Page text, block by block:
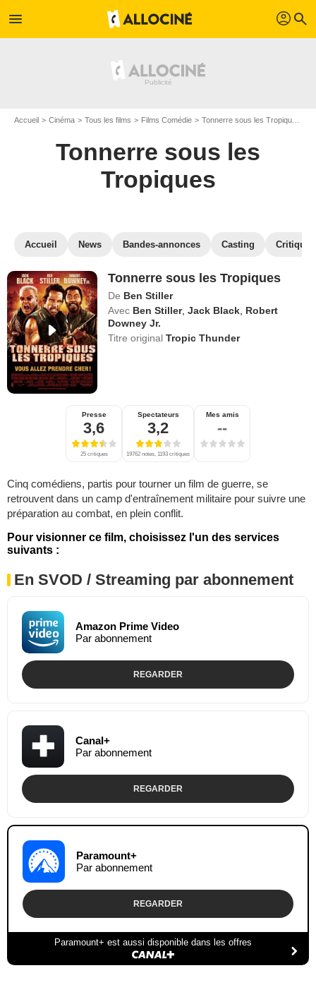
menu profil search
Accueil Cinéma Tous les films Films Comédie Tonnerre sous les Tropiques
Tonnerre sous les
Tropiques
Accueil News Bandes-annonces Casting
Tonnerre sous les Tropiques
De Ben Stiller
Avec Ben Stiller,Jack Black Robert
Downey Jr.
Titre originalTropic Thunder
Presse
3,6
25 critiques
Spectateurs
3,2
19762 notes, 1193 critiques
Mes amis
--
Cinq comédiens, partis pour tourner un film de guerre, se
retrouvent dans un camp d'entraînement militaire pour suivre une
préparation au combat, en plein conflit.
Pour visionner ce film, choisissez l'un des services
suivants :
En SVOD / Streaming par abonnement
Amazon Prime Video
Par abonnement
REGARDER
Canal+
Par abonnement
REGARDER
Paramount+
Par abonnement
REGARDER
Paramount+ est aussi disponible dans les offres